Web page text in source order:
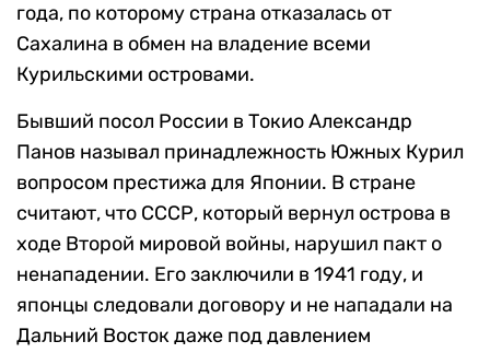
года, по которому страна отказалась от
Сахалина в обмен на владение всеми
Курильскими островами.
Бывший посол России в Токио Александр
Панов называл принадлежность Южных Курил
вопросом престижа для Японии. В стране
считают, что СССР, который вернул острова в
ходе Второй мировой войны, нарушил пакт о
ненападении. Его заключили в 1941 году, и
японцы следовали договору и не нападали на
Дальний Восток даже под давлением